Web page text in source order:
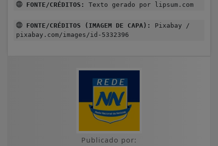
FONTE/CRÉDITOS: Texto gerado por lipsum.com
FONTE/CRÉDITOS (IMAGEM DE CAPA):
Pixabay /
pixabay.com/images/id-5332396
Publicado por: